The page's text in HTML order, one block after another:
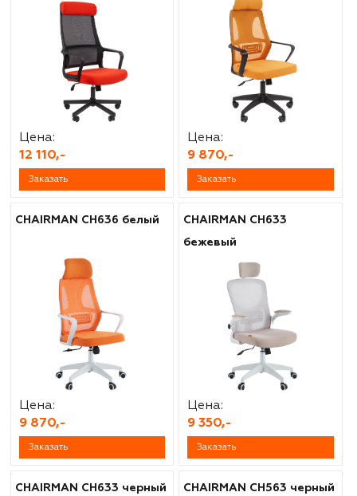
Цена:
12 110,-
Заказать
Цена:
9 870,-
Заказать
CHAIRMAN CH636 белый
Цена:
9 870,-
Заказать
CHAIRMAN CH633
бежевый
Цена:
9 350,-
Заказать
CHAIRMAN CH633 черный CHAIRMAN CH563 черный